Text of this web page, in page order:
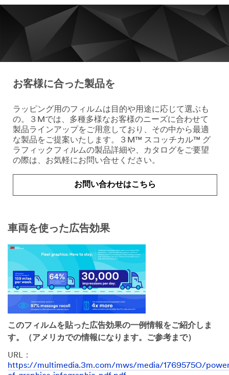
お客様に合った製品を
ラッピング用のフィルムは目的や用途に応じて選ぶも
の。３Mでは、多種多様なお客様のニーズに合わせて
製品ラインアップをご用意しており、その中から最適
な製品をご提案いたします。３M™ スコッチカル™ グ
ラフィックフィルムの製品詳細や、カタログをご要望
の際は、お気軽にお問い合せください。
お問い合わせはこちら
車両を使った広告効果
このフィルムを貼った広告効果の一例情報をご紹介しま
す。（アメリカでの情報になります。ご参考まで）
URL：
https://multimedia.3m.com/mws/media/1769575O/